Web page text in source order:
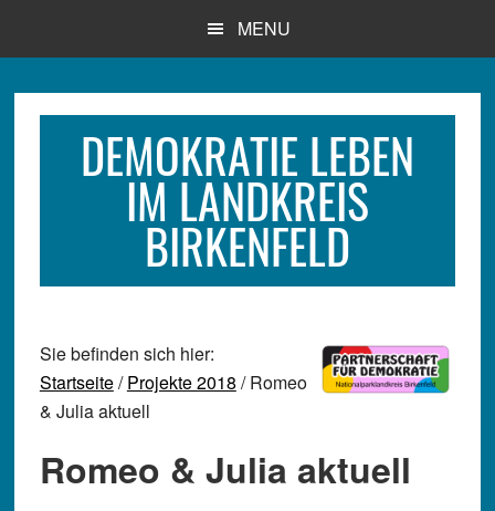
MENU
DEMOKRATIE LEBEN
IM LANDKREIS
BIRKENFELD
Sie befinden sich hier:
Startseite/Projekte 2018 / Romeo
& Julia aktuell
Romeo & Julia aktuell